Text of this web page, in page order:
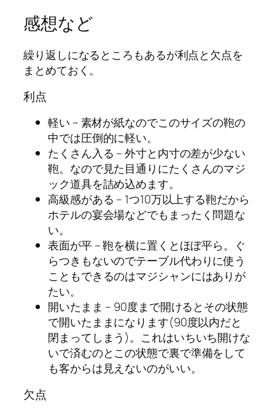
感想など
繰り返しになるところもあるが利点と欠点を
まとめておく。
利点
軽い – 素材が紙なのでこのサイズの鞄の
中では圧倒的に軽い。
たくさん入る – 外寸と内寸の差が少ない
鞄。なので見た目通りにたくさんのマジ
ック道具を詰め込めます。
高級感がある – 1つ10万以上する鞄だから
ホテルの宴会場などでもまったく問題な
い。
表面が平 – 鞄を横に置くとほぼ平ら。ぐ
らつきもないのでテーブル代わりに使う
こともできるのはマジシャンにはありが
たい。
開いたまま – 90度まで開けるとその状態
で開いたままになります(90度以内だと
閉まってしまう)。これはいちいち開けな
いで済むのとこの状態で裏で準備をして
も客からは見えないのがいい。
欠点